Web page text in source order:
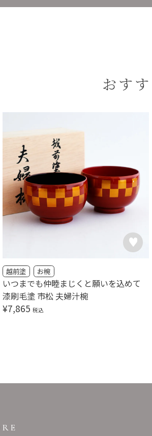
おす
漆刷毛塗 市松 夫婦汁椀
越前塗 お椀
¥7,865 税込
いつまでも仲睦まじくと願いを込めて